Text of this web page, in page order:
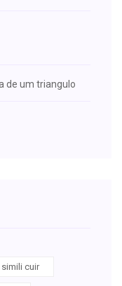
de um triangulo
cuir